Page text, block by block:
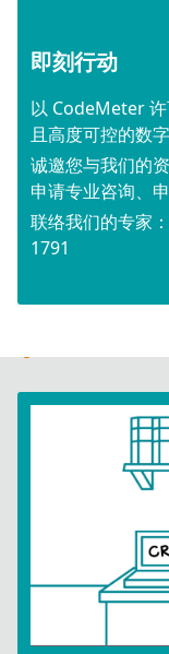
即刻行动
以 CodeMeter
且高度可控的数
诚邀您与我们的
申请专业咨询、
联络我们的专家
1791